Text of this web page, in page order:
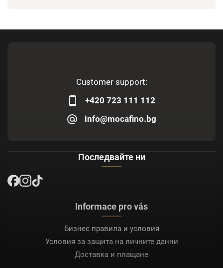
Customer support:
+420 723 111 112
info@mocafino.bg
Последвайте ни
Informace pro vás
Бизнес правила и условия
Условия за защита на личните данни
Доставка и плащане